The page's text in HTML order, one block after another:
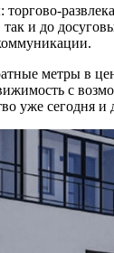
и до
метры в
с
уже сегодня и